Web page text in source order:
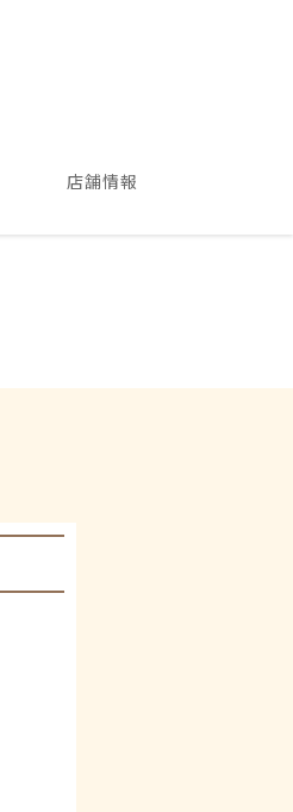
店舗情報